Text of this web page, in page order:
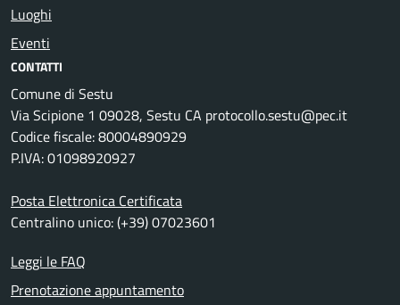
Luoghi
Eventi
CONTATTI
Comune di Sestu
Via Scipione 1 09028, Sestu CA protocollo.sestu@pec.it
Codice fiscale: 80004890929
P.IVA: 01098920927
Posta Elettronica Certificata
Centralino unico: (+39) 07023601
Leggi le FAQ
Prenotazione appuntamento